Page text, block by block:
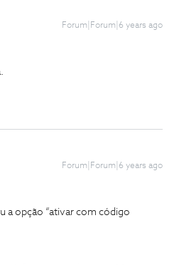
Forum|Forum|6 years ago
Forum|Forum|6 years ago
a opção “ativar com código